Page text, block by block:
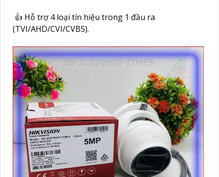
👍 Hỗ trợ 4 loại tín hiệu trong 1 đầu ra
(TVI/AHD/CVI/CVBS).